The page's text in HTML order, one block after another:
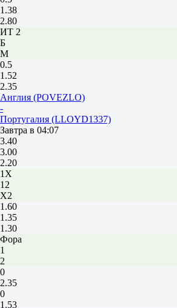
1.38
2.80
ИТ 2
Б
М
0.5
1.52
2.35
Англия (POVEZLO)
-
Португалия (LLOYD1337)
Завтра в 04:07
3.40
3.00
2.20
1X
12
X2
1.60
1.35
1.30
Фора
1
2
0
2.35
0
1.53